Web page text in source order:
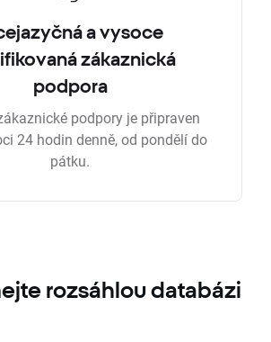
a vysoce
zákaznická
podpora
podpory je připraven
24 hodin denně, od pondělí do
pátku.
rozsáhlou databázi